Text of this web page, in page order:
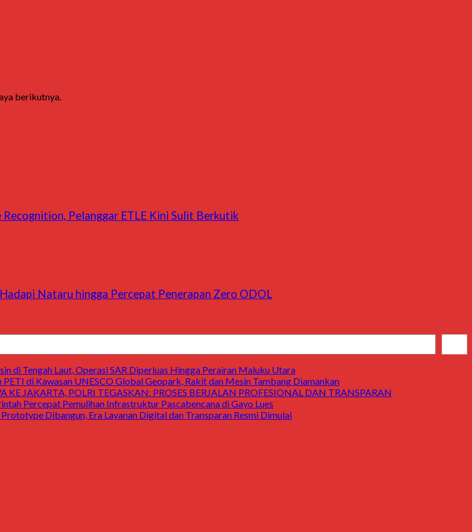
berikutnya.
Pelanggar ETLE Kini Sulit Berkutik
Nataru hingga Percepat Penerapan Zero ODOL
Tengah Laut, Operasi SAR Diperluas Hingga Perairan Maluku Utara
di Kawasan UNESCO Global Geopark, Rakit dan Mesin Tambang Diamankan
JAKARTA, POLRI TEGASKAN: PROSES BERJALAN PROFESIONAL DAN TRANSPARAN
Percepat Pemulihan Infrastruktur Pascabencana di Gayo Lues
Dibangun, Era Layanan Digital dan Transparan Resmi Dimulai